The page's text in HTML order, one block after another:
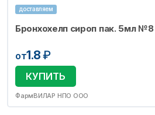
доставляем
Бронхохелп сироп пак. 5мл №8
от1.8₽
КУПИТЬ
ФармВИЛАР НПО ООО